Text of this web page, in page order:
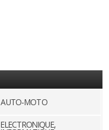
AUTO-MOTO
ELECTRONIQUE,